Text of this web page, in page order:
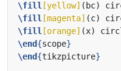
\fill [yellow]
\fill [magenta]
\fill [orange]
\end{scope}
\end{tikzpicture}